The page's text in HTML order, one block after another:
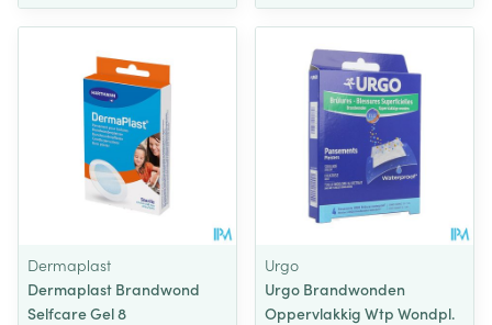
Dermaplast
Dermaplast Brandwond
Selfcare Gel 8
Urgo
Urgo Brandwonden
Oppervlakkig Wtp Wondpl.